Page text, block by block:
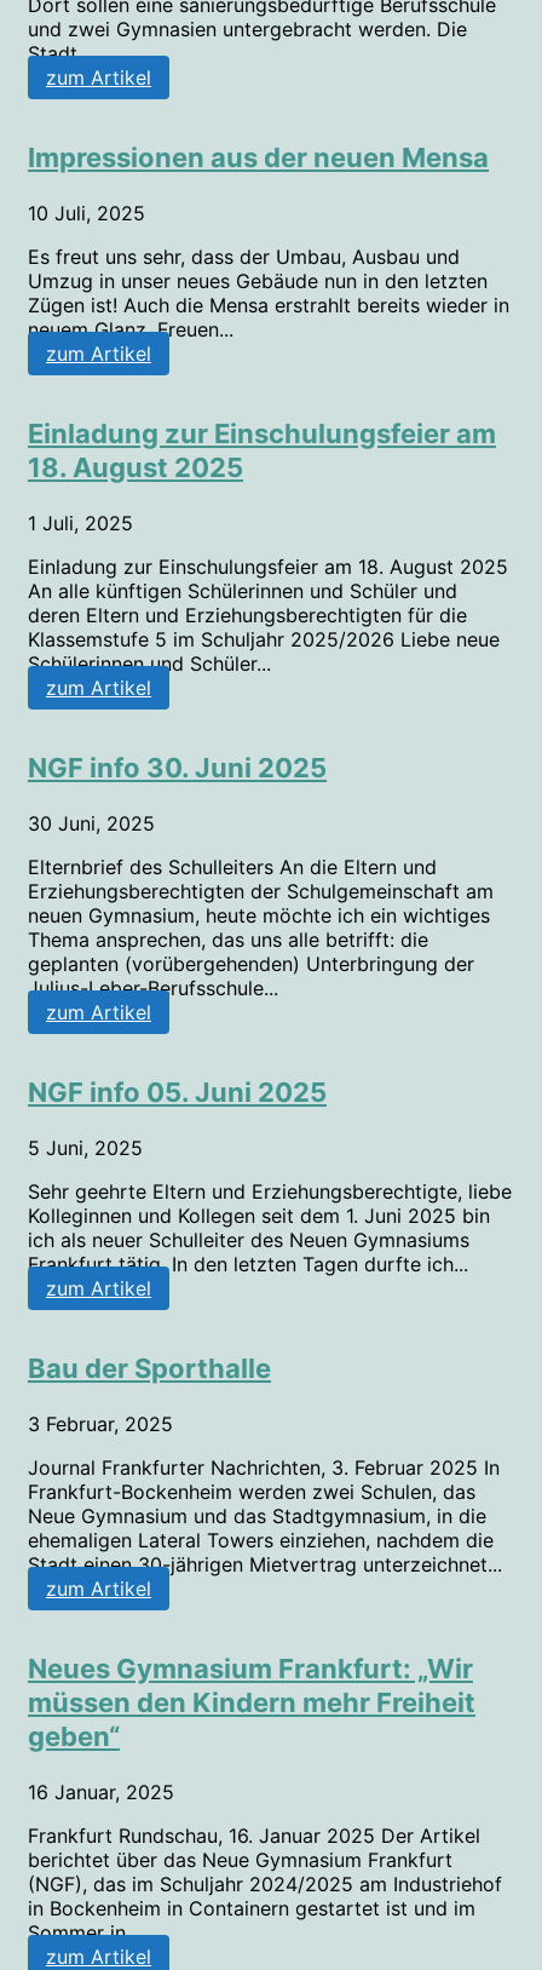
und zwei Gymnasien untergebracht werden. Die
Stadt...
zum Artikel
Impressionen aus der neuen Mensa
10 Juli, 2025
Es freut uns sehr, dass der Umbau, Ausbau und
Umzug in unser neues Gebäude nun in den letzten
Zügen ist! Auch die Mensa erstrahlt bereits wieder in
neuem Glanz. Freuen...
zum Artikel
Einladung zur Einschulungsfeier am
18. August 2025
1 Juli, 2025
Einladung zur Einschulungsfeier am 18. August 2025
An alle künftigen Schülerinnen und Schüler und
deren Eltern und Erziehungsberechtigten für die
Klassemstufe 5 im Schuljahr 2025/2026 Liebe neue
Schülerinnen und Schüler...
zum Artikel
NGF info 30. Juni 2025
30 Juni, 2025
Elternbrief des Schulleiters An die Eltern und
Erziehungsberechtigten der Schulgemeinschaft am
neuen Gymnasium, heute möchte ich ein wichtiges
Thema ansprechen, das uns alle betrifft: die
geplanten (vorübergehenden) Unterbringung der
Julius-Leber-Berufsschule...
zum Artikel
NGF info 05. Juni 2025
5 Juni, 2025
Sehr geehrte Eltern und Erziehungsberechtigte, liebe
Kolleginnen und Kollegen seit dem 1. Juni 2025 bin
ich als neuer Schulleiter des Neuen Gymnasiums
Frankfurt tätig. In den letzten Tagen durfte ich...
zum Artikel
Bau der Sporthalle
3 Februar, 2025
Journal Frankfurter Nachrichten, 3. Februar 2025 In
Frankfurt-Bockenheim werden zwei Schulen, das
Neue Gymnasium und das Stadtgymnasium, in die
ehemaligen Lateral Towers einziehen, nachdem die
Stadt einen 30-jährigen Mietvertrag unterzeichnet...
zum Artikel
Neues Gymnasium Frankfurt: „Wir
müssen den Kindern mehr Freiheit
geben“
16 Januar, 2025
Frankfurt Rundschau, 16. Januar 2025 Der Artikel
berichtet über das Neue Gymnasium Frankfurt
(NGF), das im Schuljahr 2024/2025 am Industriehof
in Bockenheim in Containern gestartet ist und im
Sommer in...
zum Artikel